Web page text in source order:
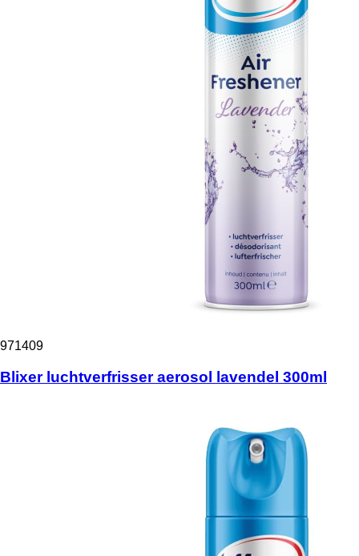
971409
Blixer luchtverfrisser aerosol lavendel 300ml